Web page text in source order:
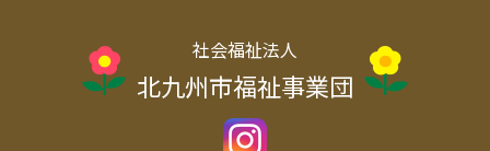
社会福祉法人
北九州市福祉事業団